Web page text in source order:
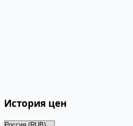
История цен